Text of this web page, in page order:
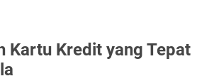
Kartu Kredit yang Tepat